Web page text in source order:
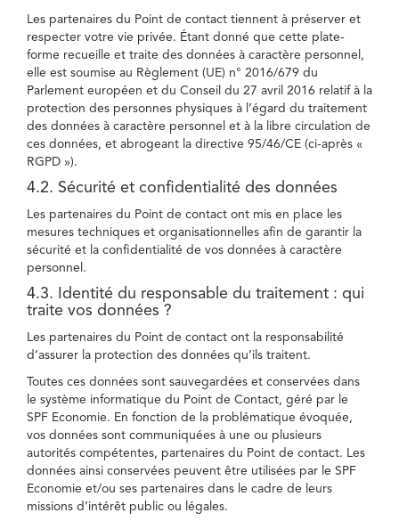
Les partenaires du Point de contact tiennent à préserver et
respecter votre vie privée. Étant donné que cette plate-
forme recueille et traite des données à caractère personnel,
elle est soumise au Règlement (UE) n° 2016/679 du
Parlement européen et du Conseil du 27 avril 2016 relatif à la
protection des personnes physiques à l’égard du traitement
des données à caractère personnel et à la libre circulation de
ces données, et abrogeant la directive 95/46/CE (ci-après «
RGPD »).
4.2. Sécurité et confidentialité des données
Les partenaires du Point de contact ont mis en place les
mesures techniques et organisationnelles afin de garantir la
sécurité et la confidentialité de vos données à caractère
personnel.
4.3. Identité du responsable du traitement : qui
traite vos données ?
Les partenaires du Point de contact ont la responsabilité
d’assurer la protection des données qu’ils traitent.
Toutes ces données sont sauvegardées et conservées dans
le système informatique du Point de Contact, géré par le
SPF Economie. En fonction de la problématique évoquée,
vos données sont communiquées à une ou plusieurs
autorités compétentes, partenaires du Point de contact. Les
données ainsi conservées peuvent être utilisées par le SPF
Economie et/ou ses partenaires dans le cadre de leurs
missions d’intérêt public ou légales.